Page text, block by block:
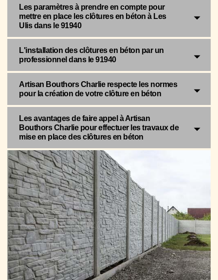
Les paramètres à prendre en compte pour
mettre en place les clôtures en béton à Les
Ulis dans le 91940
L'installation des clôtures en béton par un
professionnel dans le 91940
Artisan Bouthors Charlie respecte les normes
pour la création de votre clôture en béton
Les avantages de faire appel à Artisan
Bouthors Charlie pour effectuer les travaux de
mise en place des clôtures en béton